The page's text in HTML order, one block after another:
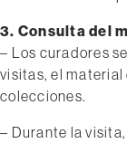
3. Consulta del
– Los curadores
visitas, el material
colecciones.
– Durante la